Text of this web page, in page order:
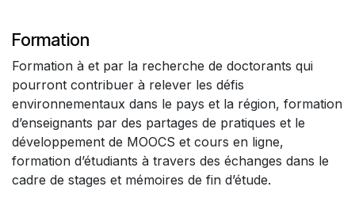
Formation
Formation à et par la recherche de doctorants qui
pourront contribuer à relever les défis
environnementaux dans le pays et la région, formation
d’enseignants par des partages de pratiques et le
développement de MOOCS et cours en ligne,
formation d’étudiants à travers des échanges dans le
cadre de stages et mémoires de fin d’étude.